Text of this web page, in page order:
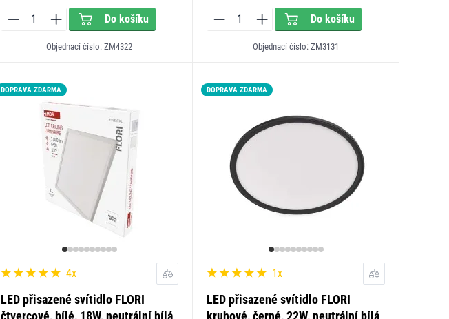
Do košíku
Objednací číslo: ZM4322
Do košíku
Objednací číslo: ZM3131
DOPRAVA ZDARMA
4x
LED přisazené svítidlo FLORI
čtvercové, bílé, 18W, neutrální bílá
DOPRAVA ZDARMA
1x
LED přisazené svítidlo FLORI
kruhové, černé, 22W, neutrální bílá